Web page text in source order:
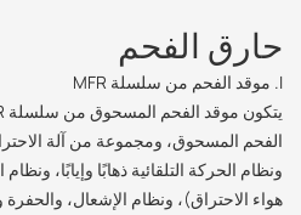
حارق الفحم
I. موقد الفحم من سلسلة MFR
الفحم المسحوق، ومجموعة من آلة
ونظام الحركة التلقائية ذهابًا وإيابًا،
هواء الاحتراق)، ونظام الإشعال، والحفرة